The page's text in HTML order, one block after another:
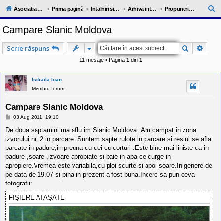
l
u
V
c
o
i
t
a
e
p
s
e
s
o
r
i
l
o
d
e
r
u
Asociatia ClubRV-RO Prima pagină Intalniri si excursii in cadrul comunitatii Arhiva intalnirilor trecute 2006-2012 Propuneri intalniri 2012
ă
Campare Slanic Moldova
Scrie răspuns Căutare
11 mesaje • Pagina 1din 1
Isdraila Ioan
Membru forum
Campare Slanic Moldova
M
s
j
03 Aug 2011, 19:10
De doua saptamini ma aflu im Slanic Moldova .Am campat in zona
izvorului nr. 2 in parcare .Suntem sapte rulote in parcare si restul se afla
parcate in padure,impreuna cu cei cu corturi .Este bine mai liniste ca in
padure ,soare ,izvoare apropiate si baie in apa ce curge in
apropiere.Vremea este variabila,cu ploi scurte si apoi soare.In genere de
pe data de 19.07 si pina in prezent a fost buna.Incerc sa pun ceva
fotografii:
FIŞIERE ATAŞATE